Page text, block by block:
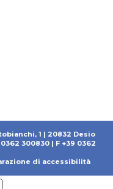
1 | 20832 Desio
300830 | F +39 0362
di accessibilità